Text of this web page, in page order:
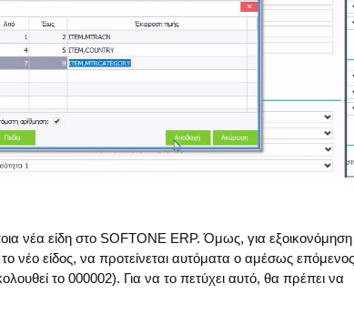
νέα είδη στο SOFTONE ERP. Όμως, για εξοικονόμηση
νέο είδος, να προτείνεται αυτόματα ο αμέσως επόμενος
το 000002). Για να το πετύχει αυτό, θα πρέπει να